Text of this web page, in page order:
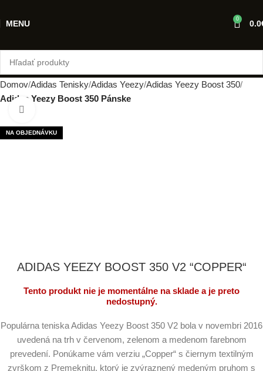
MENU 0 0.0
Domov Adidas Tenisky Adidas Yeezy Adidas Yeezy Boost 350
Adidas Yeezy Boost 350 Pánske
NA OBJEDNÁVKU
ADIDAS YEEZY BOOST 350 V2 “COPPER“
Tento produkt nie je momentálne na sklade a je preto
nedostupný.
Populárna teniska Adidas Yeezy Boost 350 V2 bola v novembri 2016
uvedená na trh v červenom, zelenom a medenom farebnom
prevedení. Ponúkame vám verziu „Copper“ s čiernym textilným
zvrškom z Premeknitu, ktorý je zvýraznený medeným pruhom s